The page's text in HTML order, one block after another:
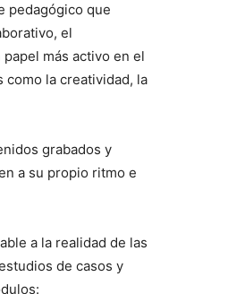
pedagógico que
el
más activo en el
la creatividad, la
grabados y
a su propio ritmo e
a la realidad de las
de casos y